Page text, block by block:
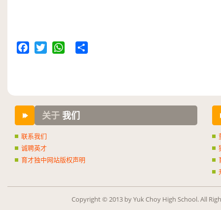
关于 我们
联系我们
诚聘英才
育才独中网站版权声明
Copy­right © 2013 by Yuk Choy High School. All